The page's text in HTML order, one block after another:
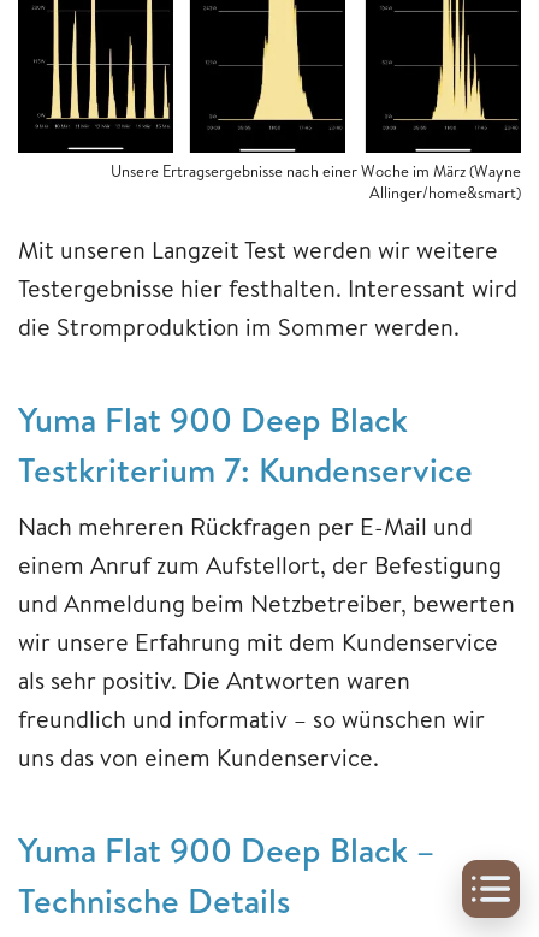
Unsere Ertragsergebnisse nach einer Woche im März (Wayne
Allinger/home&smart)
Mit unseren Langzeit Test werden wir weitere
Testergebnisse hier festhalten. Interessant wird
die Stromproduktion im Sommer werden.
Yuma Flat 900 Deep Black
Testkriterium 7: Kundenservice
Nach mehreren Rückfragen per E-Mail und
einem Anruf zum Aufstellort, der Befestigung
und Anmeldung beim Netzbetreiber, bewerten
wir unsere Erfahrung mit dem Kundenservice
als sehr positiv. Die Antworten waren
freundlich und informativ – so wünschen wir
uns das von einem Kundenservice.
Yuma Flat 900 Deep Black –
Technische Details